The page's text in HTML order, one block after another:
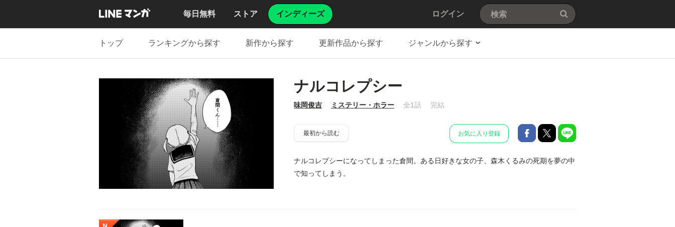
毎日無料 ストア インディーズ ログイン
トップ ランキングから探す 新作から探す 更新作品から探す ジャンルから探す
ナルコレプシー
味岡俊吉 ミステリー・ホラー 全1話 完結
最初から読む お気に入り登録
ナルコレプシーになってしまった倉間。ある日好きな女の子、森木くるみの死期を夢の中
で知ってしまう。